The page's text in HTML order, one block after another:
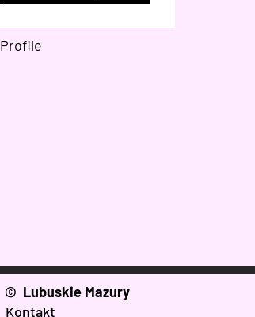
Profile
© Lubuskie Mazury
Kontakt